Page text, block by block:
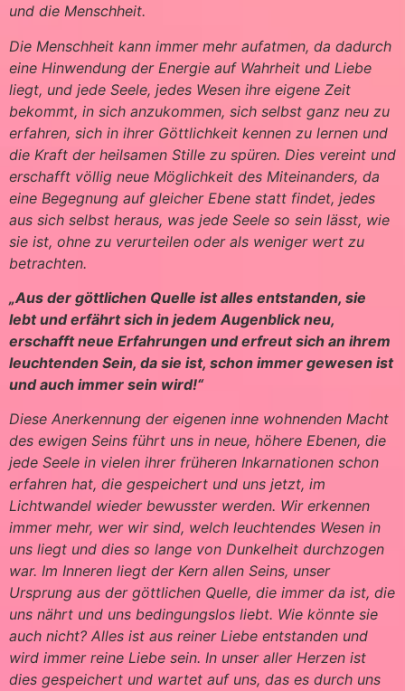
und die Menschheit.
Die Menschheit kann immer mehr aufatmen, da dadurch
eine Hinwendung der Energie auf Wahrheit und Liebe
liegt, und jede Seele, jedes Wesen ihre eigene Zeit
bekommt, in sich anzukommen, sich selbst ganz neu zu
erfahren, sich in ihrer Göttlichkeit kennen zu lernen und
die Kraft der heilsamen Stille zu spüren. Dies vereint und
erschafft völlig neue Möglichkeit des Miteinanders, da
eine Begegnung auf gleicher Ebene statt findet, jedes
aus sich selbst heraus, was jede Seele so sein lässt, wie
sie ist, ohne zu verurteilen oder als weniger wert zu
betrachten.
„Aus der göttlichen Quelle ist alles entstanden, sie
lebt und erfährt sich in jedem Augenblick neu,
erschafft neue Erfahrungen und erfreut sich an ihrem
leuchtenden Sein, da sie ist, schon immer gewesen ist
und auch immer sein wird!“
Diese Anerkennung der eigenen inne wohnenden Macht
des ewigen Seins führt uns in neue, höhere Ebenen, die
jede Seele in vielen ihrer früheren Inkarnationen schon
erfahren hat, die gespeichert und uns jetzt, im
Lichtwandel wieder bewusster werden. Wir erkennen
immer mehr, wer wir sind, welch leuchtendes Wesen in
uns liegt und dies so lange von Dunkelheit durchzogen
war. Im Inneren liegt der Kern allen Seins, unser
Ursprung aus der göttlichen Quelle, die immer da ist, die
uns nährt und uns bedingungslos liebt. Wie könnte sie
auch nicht? Alles ist aus reiner Liebe entstanden und
wird immer reine Liebe sein. In unser aller Herzen ist
dies gespeichert und wartet auf uns, das es durch uns